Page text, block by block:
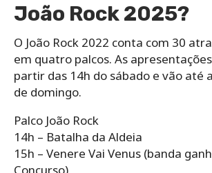
João Rock 2025?
O João Rock 2022 conta com 30
em quatro palcos. As
partir das 14h do sábado e vão até
de domingo.
Palco João Rock
14h – Batalha da Aldeia
15h – Venere Vai Venus (banda